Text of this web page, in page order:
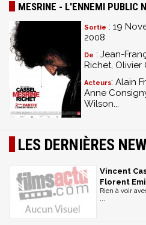
MESRINE - L'ENNEMI PUBLIC
Sortie : 19
2008
De : Jean-
Richet, Olivier
Acteurs: Alain
Anne
Wilson...
LES DERNIÈRES
Vincent
Florent
Rien à voir
...